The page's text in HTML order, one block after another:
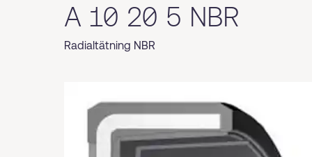
A 10 20 5 NBR
Radialtätning NBR